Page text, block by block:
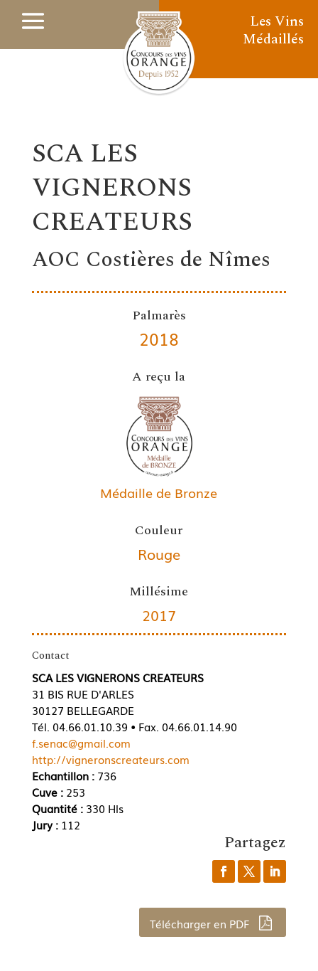
Les Vins
Médaillés
SCA LES
VIGNERONS
CREATEURS
AOC Costières de Nîmes
Palmarès
2018
A reçu la
Médaille de Bronze
Couleur
Rouge
Millésime
2017
Contact
SCA LES VIGNERONS CREATEURS
31 BIS RUE D'ARLES
30127 BELLEGARDE
Tél. 04.66.01.10.39 • Fax. 04.66.01.14.90
f.senac@gmail.com
http://vigneronscreateurs.com
Echantillon :736
Cuve : 253
Quantité : 330 Hls
Jury : 112
Partagez
Télécharger en PDF